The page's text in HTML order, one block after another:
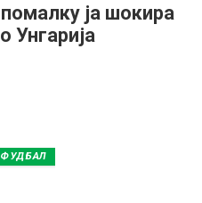
ја шокира
Унгарија
ФУДБАЛ